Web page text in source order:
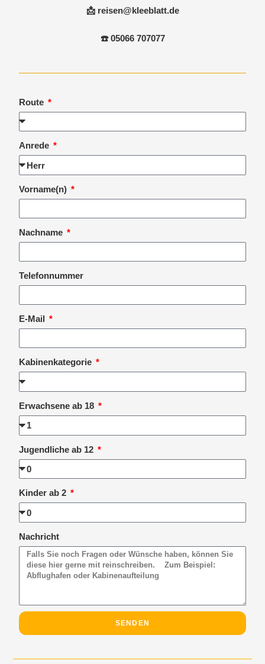
📩 reisen@kleeblatt.de
☎️ 05066 707077
Route
Anrede
Vorname(n)
Nachname
Telefonnummer
E-Mail
Kabinenkategorie
Erwachsene ab 18
Jugendliche ab 12
Kinder ab 2
Nachricht
SENDEN